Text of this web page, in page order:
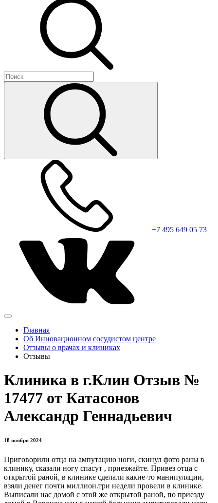
+7 495 649 05 73
Главная
Об Инновационном сосудистом центре
Отзывы о врачах и клиниках
Отзывы
Клиника в г.Клин Отзыв №
17477 от Катасонов
Александр Геннадьевич
18 ноября 2024
Приговорили отца на ампутацию ноги, скинул фото раны в
клинику, сказали ногу спасут , приезжайте. Привез отца с
открытой раной, в клинике сделали какие-то манипуляции,
взяли денег почти миллион.три недели провели в клинике.
Выписали нас домой с этой же открытой раной, по приезду